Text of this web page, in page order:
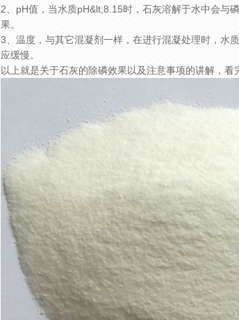
2、pH值，当水质pH&lt;8.15时，石灰溶解于水中会与
果。
3、温度，与其它混凝剂一样，在进行混凝处理时，水
应缓慢。
以上就是关于石灰的除磷效果以及注意事项的讲解，看